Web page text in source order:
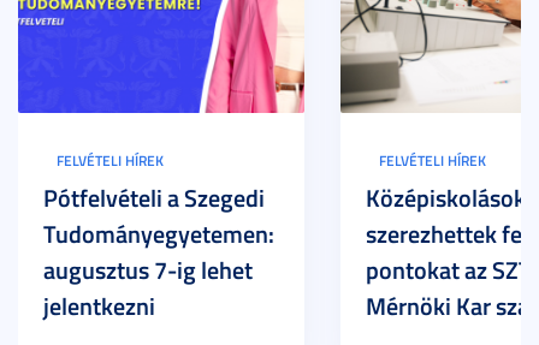
FELVÉTELI HÍREK
Pótfelvételi a Szegedi
Tudományegyetemen:
augusztus 7-ig lehet
jelentkezni
FELVÉTELI HÍREK
Középiskolások
szerezhettek
pontokat az
Mérnöki Kar